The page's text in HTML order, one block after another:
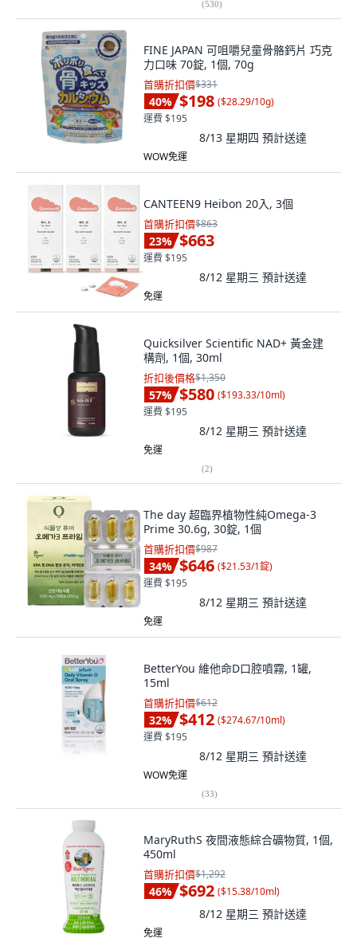
(530)
FINE JAPAN 可咀嚼兒童骨骼鈣片 巧克
力口味 70錠, 1個, 70g
首購折扣價$331
40% $198 ($28.29/10g)
運費 $195
8/13 星期四 預計送達
WOW免運
CANTEEN9 Heibon 20入, 3個
首購折扣價$863
23% $663
運費 $195
8/12 星期三 預計送達
免運
Quicksilver Scientific NAD+ 黃金建
構劑, 1個, 30ml
折扣後價格$1,350
57% $580 ($193.33/10ml)
運費 $195
8/12 星期三 預計送達
免運
(2)
The day 超臨界植物性純Omega-3
Prime 30.6g, 30錠, 1個
首購折扣價$987
34% $646 ($21.53/1錠)
運費 $195
8/12 星期三 預計送達
免運
BetterYou 維他命D口腔噴霧, 1罐,
15ml
首購折扣價$612
32% $412 ($274.67/10ml)
運費 $195
8/12 星期三 預計送達
WOW免運
(33)
MaryRuthS 夜間液態綜合礦物質, 1個,
450ml
首購折扣價$1,292
46% $692 ($15.38/10ml)
8/12 星期三 預計送達
免運